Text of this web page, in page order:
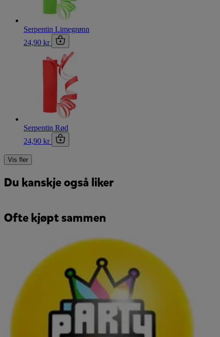
Serpentin Limegrønn
24,90 kr
Serpentin Rød
24,90 kr
Vis fler
Du kanskje også liker
Ofte kjøpt sammen